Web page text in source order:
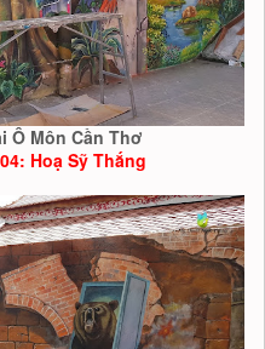
Ô Môn Cần Thơ
Hoạ Sỹ Thắng